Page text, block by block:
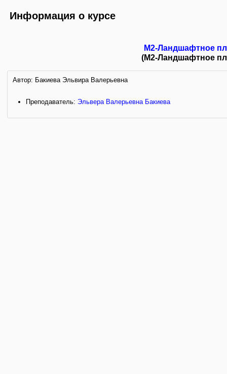
Информация о курсе
M2-Ландшафтное
(M2-Ландшафтное
Автор: Бакиева Эльвира Валерьевна
Преподаватель: Эльвера Валерьевна Бакиева